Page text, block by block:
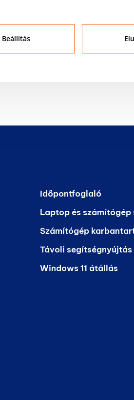
Beállítás
Időpontfoglaló
Laptop és számítógép
Számítógép
Távoli segítségnyújtás
Windows 11 átállás